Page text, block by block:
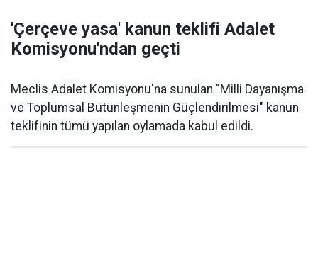
'Çerçeve yasa' kanun teklifi Adalet
Komisyonu'ndan geçti
Meclis Adalet Komisyonu'na sunulan "Milli Dayanışma
ve Toplumsal Bütünleşmenin Güçlendirilmesi" kanun
teklifinin tümü yapılan oylamada kabul edildi.